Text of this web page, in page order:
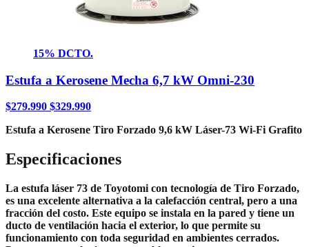
15% DCTO.
Estufa a Kerosene Mecha 6,7 kW Omni-230
$279.990 $329.990
Estufa a Kerosene Tiro Forzado 9,6 kW Láser-73 Wi-Fi Grafito
Especificaciones
La estufa láser 73 de Toyotomi con tecnología de Tiro Forzado,
es una excelente alternativa a la calefacción central, pero a una
fracción del costo. Este equipo se instala en la pared y tiene un
ducto de ventilación hacia el exterior, lo que permite su
funcionamiento con toda seguridad en ambientes cerrados.